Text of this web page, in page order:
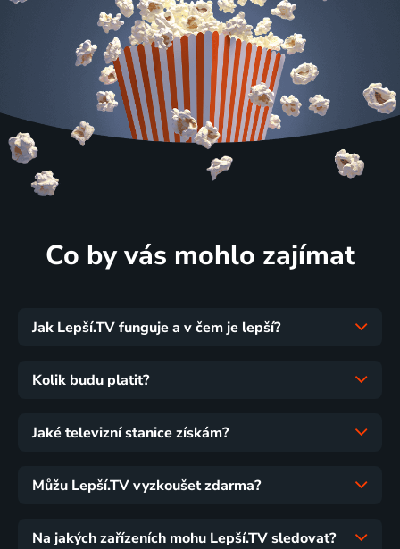
Co by vás mohlo zajímat
Jak Lepší.TV funguje a v čem je lepší?
Kolik budu platit?
Jaké televizní stanice získám?
Můžu Lepší.TV vyzkoušet zdarma?
Na jakých zařízeních mohu Lepší.TV sledovat?